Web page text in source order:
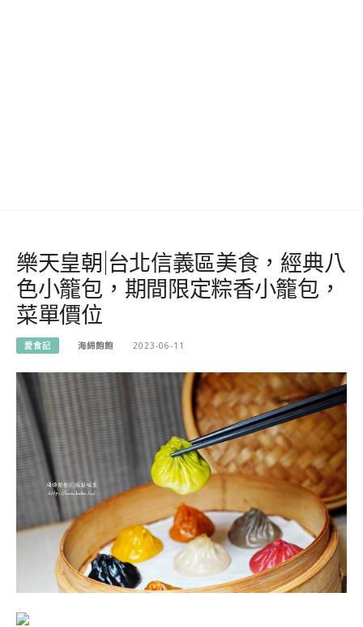
樂天皇朝|台北信義區美食，經典八
色小籠包，期間限定粽香小籠包，
菜單價位
愛食記 海綿飽飽 2023-06-11